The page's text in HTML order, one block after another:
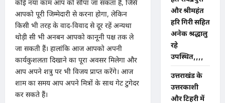
कोई नया काम आप को सौंपा जा सकता है, जिसे
आपको पूरी जिम्मेदारी से करना होगा, लेकिन
किसी भी तरह के वाद-विवाद से दूर रहें अन्यथा
थोड़ी सी भी अनबन आपको कानूनी पक्ष तक ले
जा सकती हैं। हालांकि आज आपको अपनी
कार्यकुशलता दिखाने का पूरा अवसर मिलेगा और
आप अपने शत्रु पर भी विजय प्राप्त करेंगे। आज
शाम का समय आप अपने मित्रों के साथ गेट टुगेदर
कर सकते हैं।
और श्रीमहंत
हरि गिरी सहित
अनेक श्रद्धालु
रहे
उपस्थित,,,,
उत्तराखंड के
उत्तरकाशी
और टिहरी में